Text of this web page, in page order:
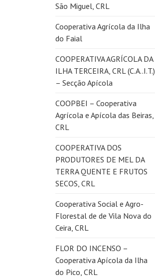
São Miguel, CRL
Cooperativa Agrícola da Ilha
do Faial
COOPERATIVA AGRÍCOLA DA
ILHA TERCEIRA, CRL (C.A..I.T.)
– Secção Apícola
COOPBEI – Cooperativa
Agrícola e Apícola das Beiras,
CRL
COOPERATIVA DOS
PRODUTORES DE MEL DA
TERRA QUENTE E FRUTOS
SECOS, CRL
Cooperativa Social e Agro-
Florestal de de Vila Nova do
Ceira, CRL
FLOR DO INCENSO –
Cooperativa Apícola da Ilha
do Pico, CRL